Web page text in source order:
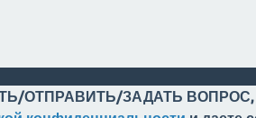
ОТПРАВИТЬ/ЗАДАТЬ ВОПРОС,